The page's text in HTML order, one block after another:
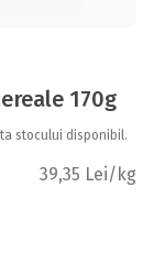
170g
stocului disponibil.
39,35 Lei/kg